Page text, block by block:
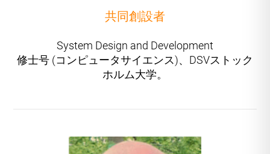
共同創設者
System Design and Development
修士号 (コンピュータサイエンス)、DSVストック
ホルム大学。